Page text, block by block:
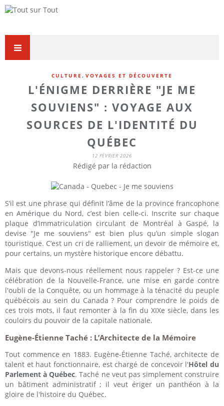
CULTURE , VOYAGES ET DÉCOUVERTE
L'ÉNIGME DERRIÈRE "JE ME
SOUVIENS" : VOYAGE AUX
SOURCES DE L'IDENTITÉ DU
QUÉBEC
12 FÉVRIER 2026
Rédigé par la rédaction
S’il est une phrase qui définit l’âme de la province francophone
en Amérique du Nord, c’est bien celle-ci. Inscrite sur chaque
plaque d’immatriculation circulant de Montréal à Gaspé, la
devise "Je me souviens" est bien plus qu’un simple slogan
touristique. C’est un cri de ralliement, un devoir de mémoire et,
pour certains, un mystère historique encore débattu.
Mais que devons-nous réellement nous rappeler ? Est-ce une
célébration de la Nouvelle-France, une mise en garde contre
l'oubli de la Conquête, ou un hommage à la ténacité du peuple
québécois au sein du Canada ? Pour comprendre le poids de
ces trois mots, il faut remonter à la fin du XIXe siècle, dans les
couloirs du pouvoir de la capitale nationale.
Eugène-Étienne Taché : L’Architecte de la Mémoire
Tout commence en 1883. Eugène-Étienne Taché, architecte de
talent et haut fonctionnaire, est chargé de concevoir l'Hôtel du
Parlement à Québec. Taché ne veut pas simplement construire
un bâtiment administratif ; il veut ériger un panthéon à la
gloire de l'histoire du Québec.